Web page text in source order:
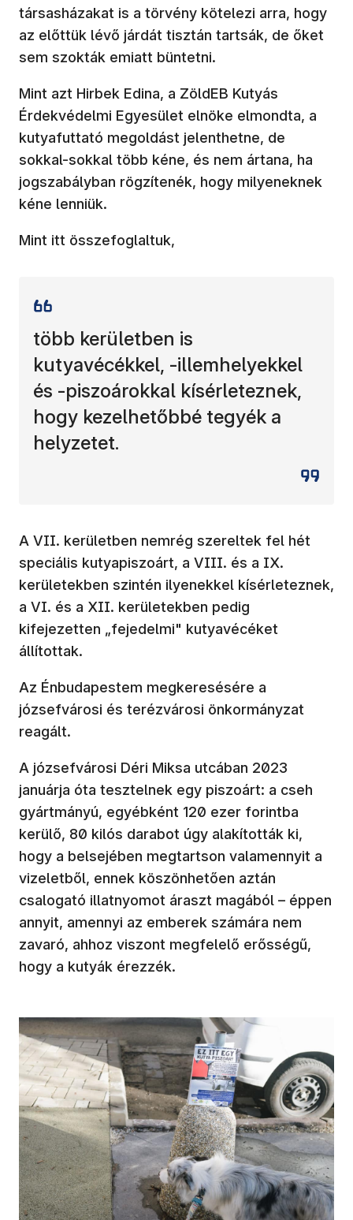
társasházakat is a törvény kötelezi arra, hogy
az előttük lévő járdát tisztán tartsák, de őket
sem szokták emiatt büntetni.
Mint azt Hirbek Edina, a ZöldEB Kutyás
Érdekvédelmi Egyesület elnöke elmondta, a
kutyafuttató megoldást jelenthetne, de
sokkal-sokkal több kéne, és nem ártana, ha
jogszabályban rögzítenék, hogy milyeneknek
kéne lenniük.
Mint itt összefoglaltuk,
több kerületben is
kutyavécékkel, -illemhelyekkel
és -piszoárokkal kísérleteznek,
hogy kezelhetőbbé tegyék a
helyzetet.
A VII. kerületben nemrég szereltek fel hét
speciális kutyapiszoárt, a VIII. és a IX.
kerületekben szintén ilyenekkel kísérleteznek,
a VI. és a XII. kerületekben pedig
kifejezetten „fejedelmi" kutyavécéket
állítottak.
Az Énbudapestem megkeresésére a
józsefvárosi és terézvárosi önkormányzat
reagált.
A józsefvárosi Déri Miksa utcában 2023
januárja óta tesztelnek egy piszoárt: a cseh
gyártmányú, egyébként 120 ezer forintba
kerülő, 80 kilós darabot úgy alakították ki,
hogy a belsejében megtartson valamennyit a
vizeletből, ennek köszönhetően aztán
csalogató illatnyomot áraszt magából – éppen
annyit, amennyi az emberek számára nem
zavaró, ahhoz viszont megfelelő erősségű,
hogy a kutyák érezzék.